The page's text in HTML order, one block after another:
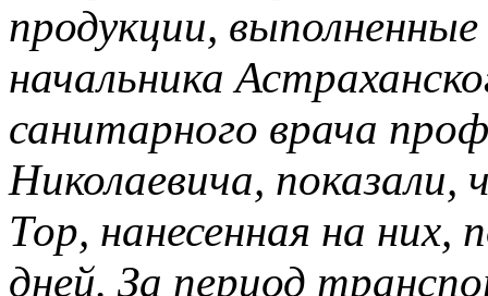
продукции,
начальника
санитарного врача
Николаевича, показали,
Тор, нанесенная на них,
дней. За период